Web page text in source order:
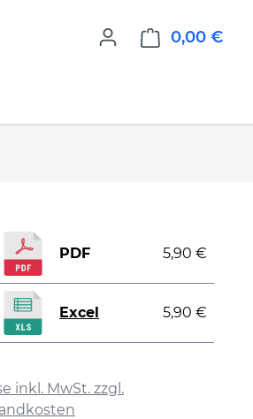
0,00 €
inkl. MwSt. zzgl.
PDF 5,90 €
Excel 5,90 €